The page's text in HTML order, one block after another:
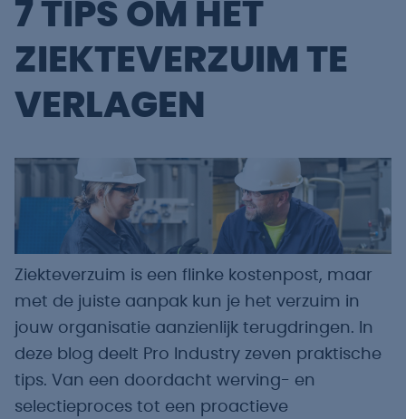
7 TIPS OM HET
ZIEKTEVERZUIM TE
VERLAGEN
Ziekteverzuim is een flinke kostenpost, maar
met de juiste aanpak kun je het verzuim in
jouw organisatie aanzienlijk terugdringen. In
deze blog deelt Pro Industry zeven praktische
tips. Van een doordacht werving- en
selectieproces tot een proactieve